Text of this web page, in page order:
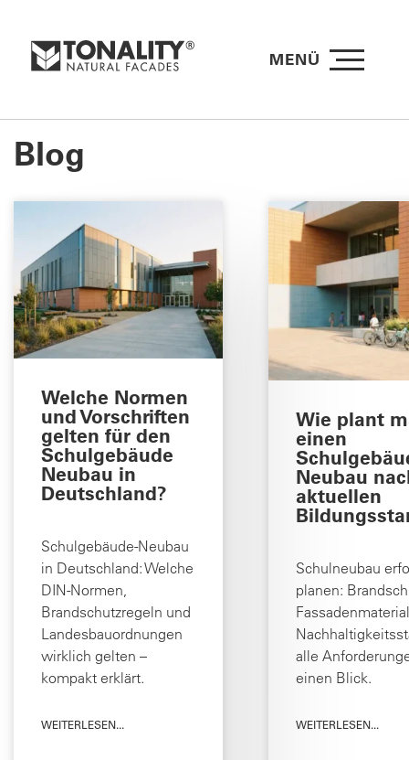
MENÜ
Blog
Welche Normen
und Vorschriften
gelten für den
Schulgebäude
Neubau in
Deutschland?
Schulgebäude-Neubau
in Deutschland: Welche
DIN-Normen,
Brandschutzregeln und
Landesbauordnungen
wirklich gelten –
kompakt erklärt.
WEITERLESEN...
Wie plant
einen
Neubau
aktuellen
Schulneubau
planen:
alle
einen Blick.
WEITERLESEN...